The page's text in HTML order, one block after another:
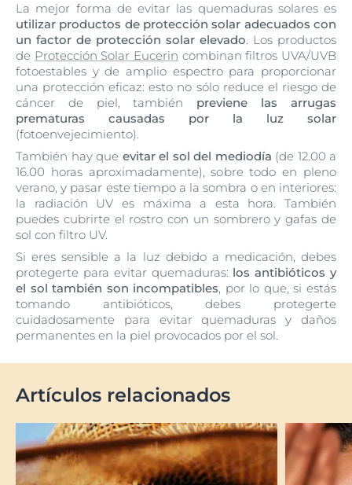
La mejor forma de evitar las quemaduras solares es
utilizar productos de protección solar adecuados con
un factor de protección solar elevado. Los productos
de Protección Solar Eucerin combinan filtros UVA/UVB
fotoestables y de amplio espectro para proporcionar
una protección eficaz: esto no sólo reduce el riesgo de
cáncer de piel, también previene las arrugas
prematuras causadas por la luz solar
(fotoenvejecimiento).
También hay que evitar el sol del mediodía (de 12.00 a
16.00 horas aproximadamente), sobre todo en pleno
verano, y pasar este tiempo a la sombra o en interiores:
la radiación UV es máxima a esta hora. También
puedes cubrirte el rostro con un sombrero y gafas de
sol con filtro UV.
Si eres sensible a la luz debido a medicación, debes
protegerte para evitar quemaduras: los antibióticos y
el sol también son incompatibles, por lo que, si estás
tomando antibióticos, debes protegerte
cuidadosamente para evitar quemaduras y daños
permanentes en la piel provocados por el sol.
Artículos relacionados